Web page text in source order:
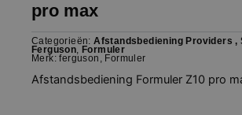
pro max
Categorieën: Afstandsbediening Providers ,
Ferguson, Formuler
Merk:ferguson , Formuler
Afstandsbediening Formuler Z10 pro